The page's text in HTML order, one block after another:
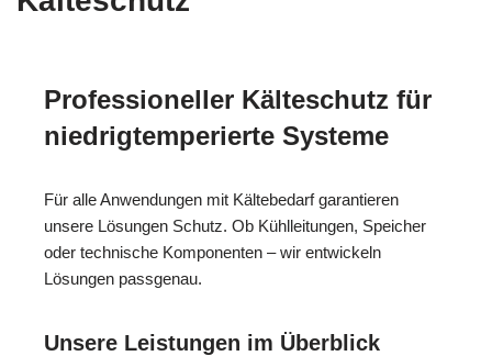
Professioneller Kälteschutz für
niedrigtemperierte Systeme
Für alle Anwendungen mit Kältebedarf garantieren
unsere Lösungen Schutz. Ob Kühlleitungen, Speicher
oder technische Komponenten – wir entwickeln
Lösungen passgenau.
Unsere Leistungen im Überblick